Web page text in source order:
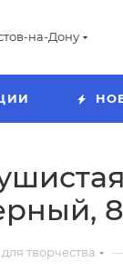
на-Дону
творчества